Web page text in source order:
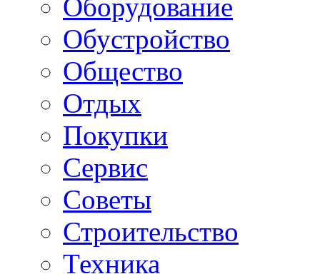
Оборудование
Обустройство
Общество
Отдых
Покупки
Сервис
Советы
Строительство
Техника